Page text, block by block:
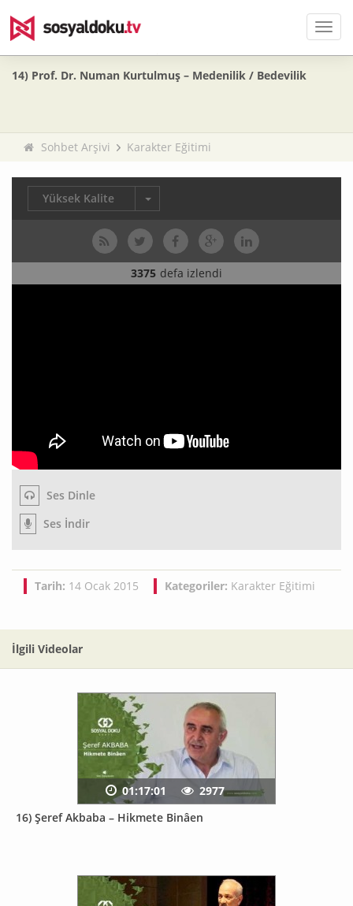
Menü
14) Prof. Dr. Numan Kurtulmuş – Medenilik / Bedevilik
Sohbet Arşivi Karakter Eğitimi
Yüksek Kalite
3375 defa izlendi
Ses Dinle
Ses İndir
Tarih: 14 Ocak 2015 Kategoriler: Karakter Eğitimi
İlgili Videolar
16) Şeref Akbaba – Hikmete Binâen
01:17:01 2977